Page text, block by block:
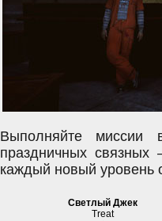
Выполняйте миссии
праздничных
каждый новый уровень
Светлый Джек
Treat